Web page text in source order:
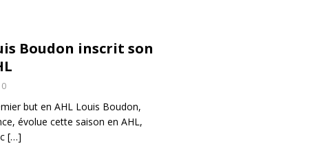
Boudon inscrit son
0
but en AHL Louis Boudon,
évolue cette saison en AHL,
[…]